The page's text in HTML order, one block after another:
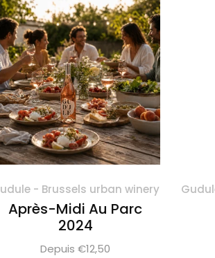
- Brussels urban winery
Après-Midi Au Parc
2024
Depuis €12,50